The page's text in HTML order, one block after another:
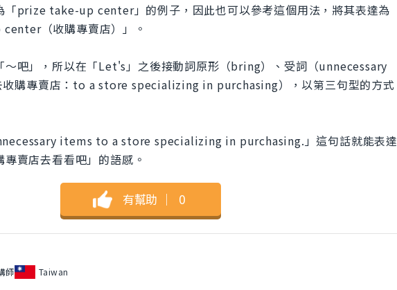
「prize take-up center」的例子，因此也可以參考這個用法，將其表達為
（收購專賣店）」。
～吧」，所以在「Let's」之後接動詞原形（bring）、受詞（unnecessary
購專賣店：to a store specializing in purchasing），以第三句型的方式
items to a store specializing in purchasing.」這句話就能表達
專賣店去看看吧」的語感。
有幫助 ｜ 0
師
Taiwan